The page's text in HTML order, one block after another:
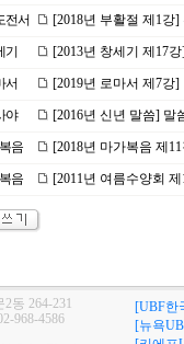
전서 [2018년 부활절 제1강
기 [2013년 창세기 제17
서 [2019년 로마서 제7강
야 [2016년 신년 말씀] 말
음 [2018년 마가복음 제
음 [2011년 여름수양회
동 264-231
968-4586
[UBF한
[뉴욕